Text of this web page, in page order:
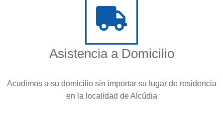
Asistencia a Domicilio
Acudimos a su domicilio sin importar su lugar de residencia
en la localidad de Alcúdia